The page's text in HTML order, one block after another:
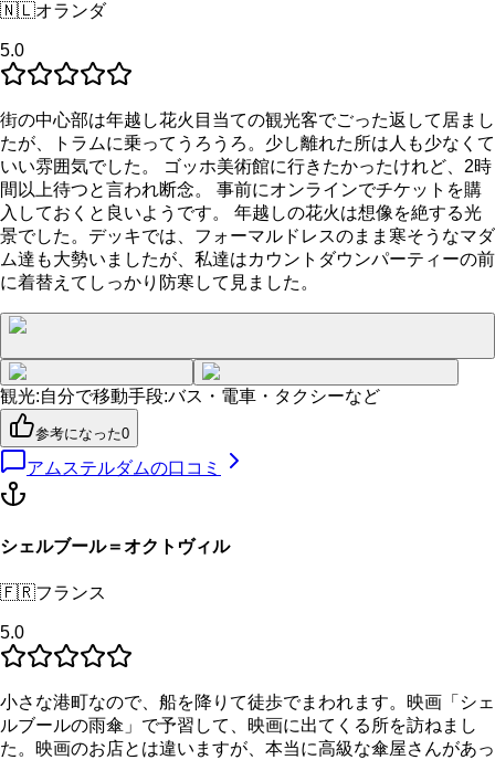
🇳🇱オランダ
5.0
街の中心部は年越し花火目当ての観光客でごった返して居まし
たが、トラムに乗ってうろうろ。少し離れた所は人も少なくて
いい雰囲気でした。 ゴッホ美術館に行きたかったけれど、2時
間以上待つと言われ断念。 事前にオンラインでチケットを購
入しておくと良いようです。 年越しの花火は想像を絶する光
景でした。デッキでは、フォーマルドレスのまま寒そうなマダ
ム達も大勢いましたが、私達はカウントダウンパーティーの前
に着替えてしっかり防寒して見ました。
観光:自分で移動手段:バス・電車・タクシーなど
参考になった0
アムステルダムの口コミ
シェルブール＝オクトヴィル
🇫🇷フランス
5.0
小さな港町なので、船を降りて徒歩でまわれます。映画「シェ
ルブールの雨傘」で予習して、映画に出てくる所を訪ねまし
た。映画のお店とは違いますが、本当に高級な傘屋さんがあっ